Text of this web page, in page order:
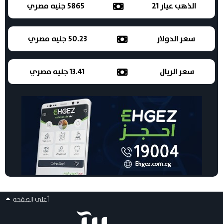
الذهب عيار 21 5865 جنيه مصري
سعر الدولار 50.23 جنيه مصري
سعر الريال 13.41 جنيه مصري
أعلى الصفحه